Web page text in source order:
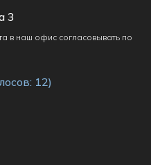
3
в наш офис согласовывать по
12)